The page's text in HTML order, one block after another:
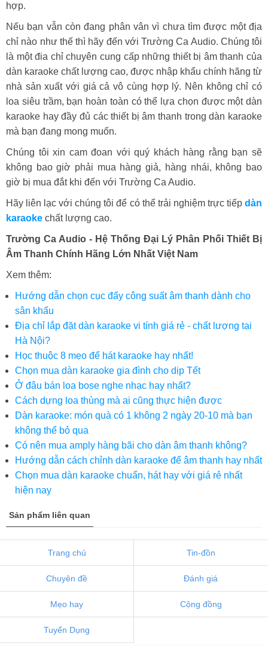
hợp.
Nếu bạn vẫn còn đang phân vân vì chưa tìm được một địa
chỉ nào như thế thì hãy đến với Trường Ca Audio. Chúng tôi
là một đia chỉ chuyên cung cấp những thiết bị âm thanh của
dàn karaoke chất lượng cao, được nhập khẩu chính hãng từ
nhà sản xuất với giá cả vô cùng hợp lý. Nên không chỉ có
loa siêu trầm, bạn hoàn toàn có thể lựa chọn được một dàn
karaoke hay đầy đủ các thiết bị âm thanh trong dàn karaoke
mà bạn đang mong muốn.
Chúng tôi xin cam đoan với quý khách hàng rằng bạn sẽ
không bao giờ phải mua hàng giả, hàng nhái, không bao
giờ bị mua đắt khi đến với Trường Ca Audio.
Hãy liên lạc với chúng tôi để có thể trải nghiệm trực tiếp dàn
karaoke chất lượng cao.
Trường Ca Audio - Hệ Thống Đại Lý Phân Phối Thiết Bị
Âm Thanh Chính Hãng Lớn Nhất Việt Nam
Xem thêm:
Hướng dẫn chọn cục đẩy công suất âm thanh dành cho
sân khấu
Địa chỉ lắp đặt dàn karaoke vi tính giá rẻ - chất lượng tại
Hà Nội?
Học thuộc 8 mẹo để hát karaoke hay nhất!
Chọn mua dàn karaoke gia đình cho dịp Tết
Ở đâu bán loa bose nghe nhạc hay nhất?
Cách dựng loa thùng mà ai cũng thực hiện được
Dàn karaoke: món quà có 1 không 2 ngày 20-10 mà bạn
không thể bỏ qua
Có nên mua amply hàng bãi cho dàn âm thanh không?
Hướng dẫn cách chỉnh dàn karaoke để âm thanh hay nhất
Chọn mua dàn karaoke chuẩn, hát hay với giá rẻ nhất
hiện nay
Sản phẩm liên quan
Trang chủ Tin-đồn
Chuyên đề Đánh giá
Mẹo hay Cộng đồng
Tuyển Dụng